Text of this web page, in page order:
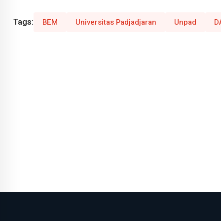
Tags: BEM Universitas Padjadjaran Unpad